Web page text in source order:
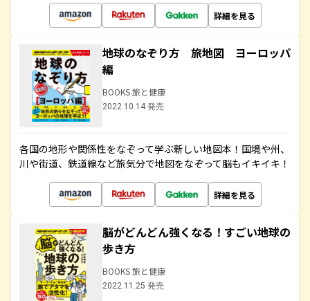
詳細を見る
地球のなぞり方 旅地図 ヨーロッパ
編
BOOKS 旅と健康
2022.10.14 発売
各国の地形や関係性をなぞって学ぶ新しい地図本！国境や州、
川や街道、鉄道線など旅気分で地図をなぞって脳もイキイキ！
詳細を見る
脳がどんどん強くなる！すごい地球の
歩き方
BOOKS 旅と健康
2022.11.25 発売